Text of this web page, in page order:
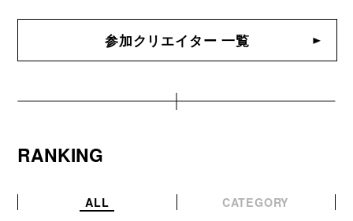
参加クリエイター 一覧
RANKING
ALL CATEGORY